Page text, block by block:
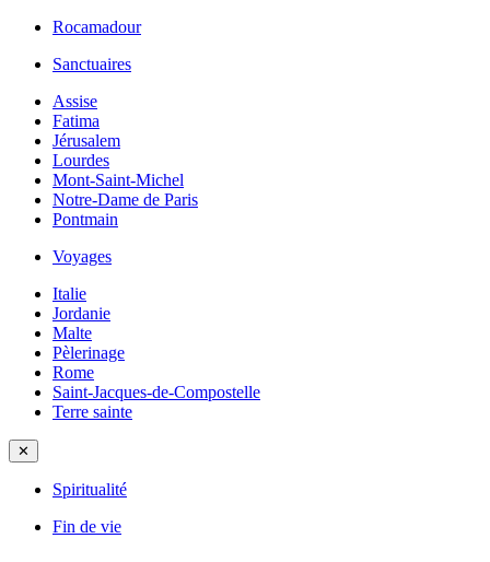
Rocamadour
Sanctuaires
Assise
Fatima
Jérusalem
Lourdes
Mont-Saint-Michel
Notre-Dame de Paris
Pontmain
Voyages
Italie
Jordanie
Malte
Pèlerinage
Rome
Saint-Jacques-de-Compostelle
Terre sainte
✕
Spiritualité
Fin de vie